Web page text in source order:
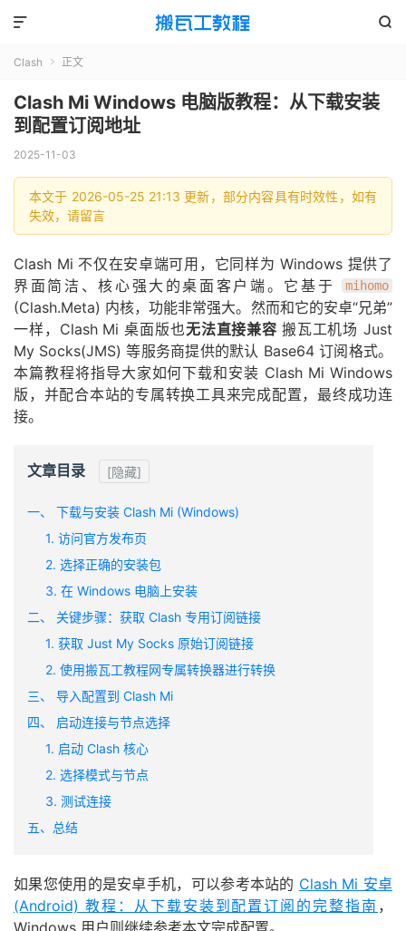


Clash  正文
Clash Mi Windows 电脑版教程：从下载安装
到配置订阅地址
2025-11-03
本文于 2026-05-25 21:13 更新，部分内容具有时效性，如有
失效，请留言
Clash Mi 不仅在安卓端可用，它同样为 Windows 提供了
界面简洁、核心强大的桌面客户端。它基于
mihomo
(Clash.Meta) 内核，功能非常强大。然而和它的安卓“兄弟”
一样，Clash Mi 桌面版也无法直接兼容 搬瓦工机场 Just
My Socks(JMS) 等服务商提供的默认 Base64 订阅格式。
本篇教程将指导大家如何下载和安装 Clash Mi Windows
版，并配合本站的专属转换工具来完成配置，最终成功连
接。
文章目录 [隐藏]
一、 下载与安装 Clash Mi (Windows)
1. 访问官方发布页
2. 选择正确的安装包
3. 在 Windows 电脑上安装
二、 关键步骤：获取 Clash 专用订阅链接
1. 获取 Just My Socks 原始订阅链接
2. 使用搬瓦工教程网专属转换器进行转换
三、 导入配置到 Clash Mi
四、 启动连接与节点选择
1. 启动 Clash 核心
2. 选择模式与节点
3. 测试连接
五、总结
如果您使用的是安卓手机，可以参考本站的 Clash Mi 安卓
(Android) 教程：从下载安装到配置订阅的完整指南 ，
Windows 用户则继续参考本文完成配置。